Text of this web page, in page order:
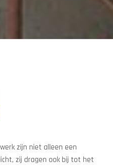
zijn niet alleen een
zij dragen ook bij tot het